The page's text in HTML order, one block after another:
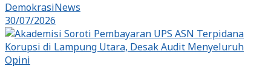
DemokrasiNews
30/07/2026
Opini